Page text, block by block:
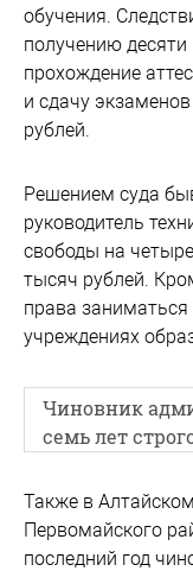
обучения.
получению десяти
прохождение
и сдачу
рублей.
Решением суда
руководитель
свободы на
тысяч рублей.
права
учреждениях
Чиновник
семь лет
Также в
Первомайского
последний год